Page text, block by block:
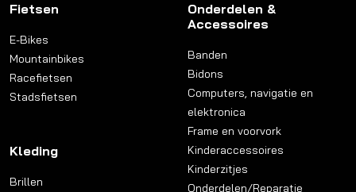
Fietsen
E-Bikes
Mountainbikes
Racefietsen
Stadsfietsen
Kleding
Brillen
Onderdelen &
Accessoires
Banden
Bidons
Computers, navigatie en
elektronica
Frame en voorvork
Kinderaccessoires
Kinderzitjes
Onderdelen/Reparatie